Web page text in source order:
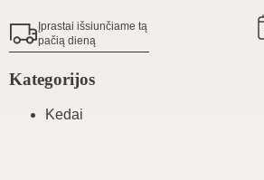
Įprastai išsiunčiame tą
pačią dieną
Kategorijos
Kedai